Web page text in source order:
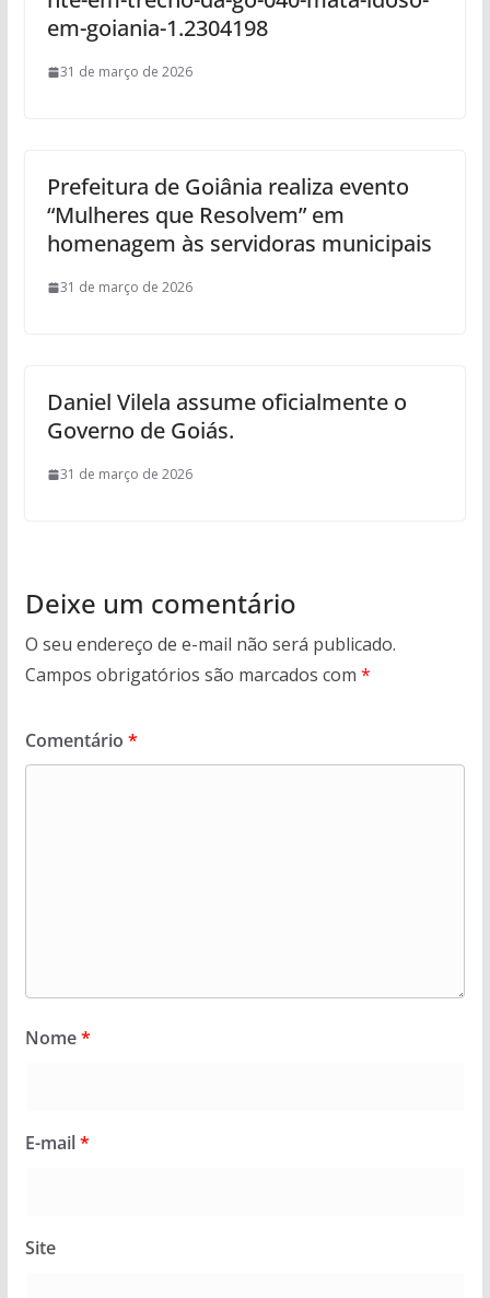
em-goiania-1.2304198
31 de março de 2026
Prefeitura de Goiânia realiza evento
“Mulheres que Resolvem” em
homenagem às servidoras municipais
31 de março de 2026
Daniel Vilela assume oficialmente o
Governo de Goiás.
31 de março de 2026
Deixe um comentário
O seu endereço de e-mail não será publicado.
Campos obrigatórios são marcados com *
Comentário *
Nome*
E-mail*
Site